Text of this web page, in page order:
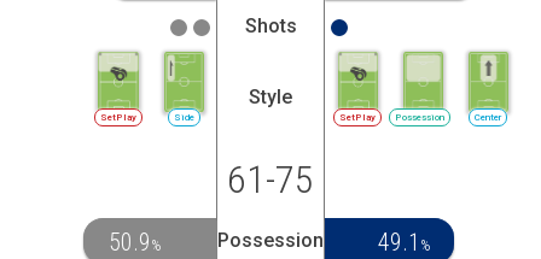
Shots
Side
SetPlay
Style
SetPlay Possession Center
61-75
50.9 % Possession 49.1 %